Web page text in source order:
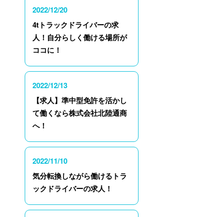
2022/12/20
4tトラックドライバーの求
人！自分らしく働ける場所が
ココに！
2022/12/13
【求人】準中型免許を活かし
て働くなら株式会社北陸通商
へ！
2022/11/10
気分転換しながら働けるトラ
ックドライバーの求人！